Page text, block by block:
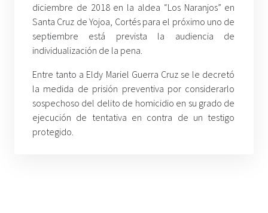
diciembre de 2018 en la aldea “Los Naranjos” en
Santa Cruz de Yojoa, Cortés para el próximo uno de
septiembre está prevista la audiencia de
individualización de la pena.
Entre tanto a Eldy Mariel Guerra Cruz se le decretó
la medida de prisión preventiva por considerarlo
sospechoso del delito de homicidio en su grado de
ejecución de tentativa en contra de un testigo
protegido.